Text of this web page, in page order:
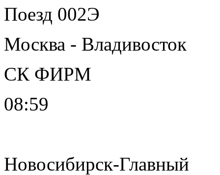
Поезд 002Э
Москва - Владивосток
СК ФИРМ
08:59
Новосибирск-Главный